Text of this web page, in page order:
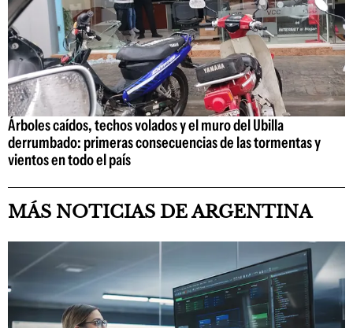
Árboles caídos, techos volados y el muro del Ubilla
derrumbado: primeras consecuencias de las tormentas y
vientos en todo el país
MÁS NOTICIAS DE ARGENTINA